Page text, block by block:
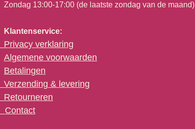
Zondag 13:00-17:00 (de laatste zondag van de maand)
Klantenservice:
Privacy verklaring
Algemene voorwaarden
Betalingen
Verzending & levering
Retourneren
Contact